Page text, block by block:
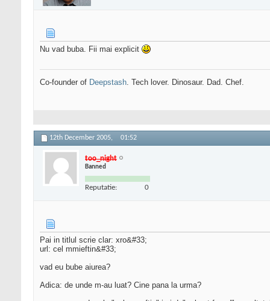
Nu vad buba. Fii mai explicit
Co-founder of Deepstash. Tech lover. Dinosaur. Dad. Chef.
12th December 2005, 01:52
too_night
Banned
Reputatie: 0
Pai in titlul scrie clar: xro&#33;
url: cel mmieftin&#33;
vad eu bube aiurea?
Adica: de unde m-au luat? Cine pana la urma?